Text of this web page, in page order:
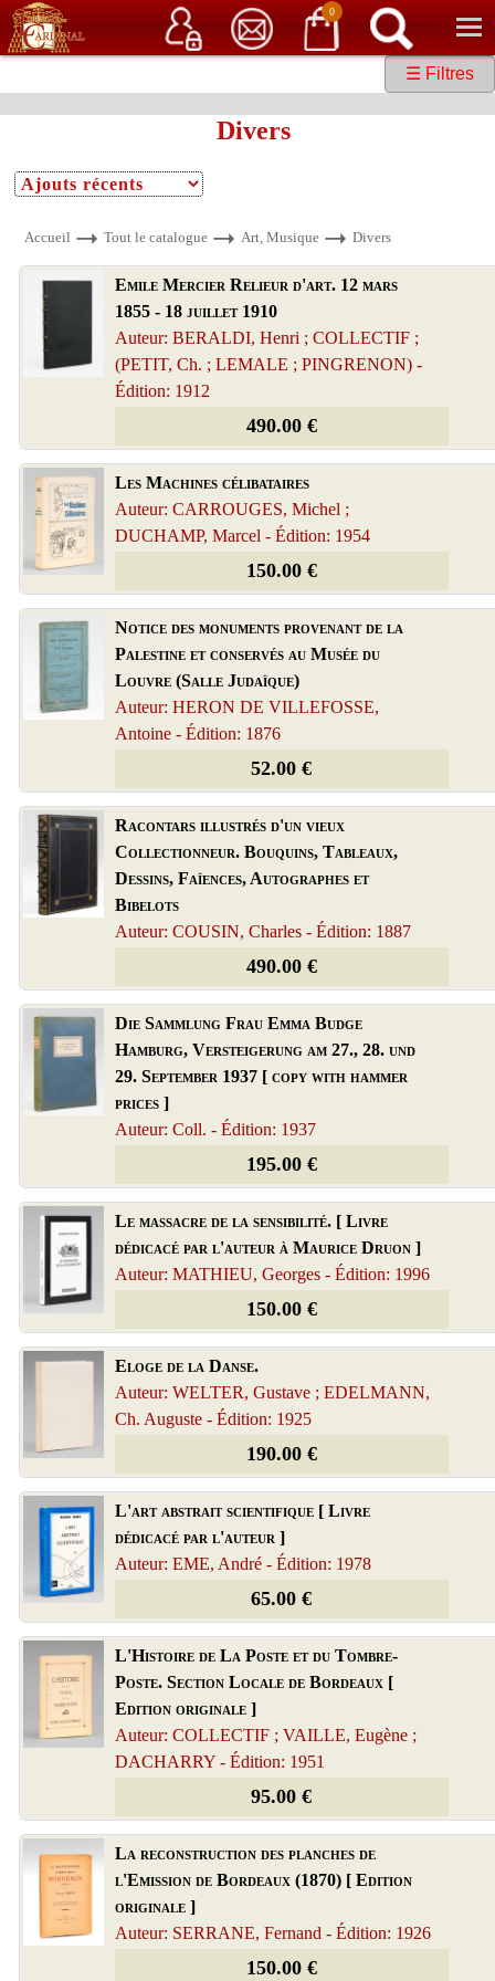
0
Service client 06 15 37 15 37 Librairie de livres anciens & rares
☰ Filtres
Divers
Accueil Tout le catalogue Art, Musique Divers
Emile Mercier Relieur d'art. 12 mars
1855 - 18 juillet 1910
Auteur: BERALDI, Henri ; COLLECTIF ;
(PETIT, Ch. ; LEMALE ; PINGRENON) -
Édition: 1912
490.00 €
Les Machines célibataires
Auteur: CARROUGES, Michel ;
DUCHAMP, Marcel - Édition: 1954
150.00 €
Notice des monuments provenant de la
Palestine et conservés au Musée du
Louvre (Salle Judaïque)
Auteur: HERON DE VILLEFOSSE,
Antoine - Édition: 1876
52.00 €
Racontars illustrés d'un vieux
Collectionneur. Bouquins, Tableaux,
Dessins, Faïences, Autographes et
Bibelots
Auteur: COUSIN, Charles - Édition: 1887
490.00 €
Die Sammlung Frau Emma Budge
Hamburg, Versteigerung am 27., 28. und
29. September 1937 [ copy with hammer
prices ]
Auteur: Coll. - Édition: 1937
195.00 €
Le massacre de la sensibilité. [ Livre
dédicacé par l'auteur à Maurice Druon ]
Auteur: MATHIEU, Georges - Édition: 1996
150.00 €
Eloge de la Danse.
Auteur: WELTER, Gustave ; EDELMANN,
Ch. Auguste - Édition: 1925
190.00 €
L'art abstrait scientifique [ Livre
dédicacé par l'auteur ]
Auteur: EME, André - Édition: 1978
65.00 €
L'Histoire de La Poste et du Tombre-
Poste. Section Locale de Bordeaux [
Edition originale ]
Auteur: COLLECTIF ; VAILLE, Eugène ;
DACHARRY - Édition: 1951
95.00 €
La reconstruction des planches de
l'Emission de Bordeaux (1870) [ Edition
originale ]
Auteur: SERRANE, Fernand - Édition: 1926
150.00 €